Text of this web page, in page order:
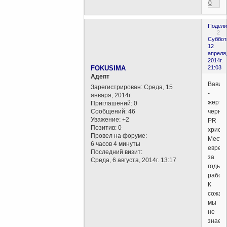
0
2
12
апреля,
2014г.
21:03
FOKUSIMA
Aдепт
Зарегистрирован: Среда, 15
января, 2014г.
Приглашений: 0
Сообщений: 46
Уважение: +2
Позитив: 0
Провел на форуме:
6 часов 4 минуты
Последний визит:
Среда, 6 августа, 2014г. 13:17
-
PR
Месть
за
годы
К
мы
не
знаем